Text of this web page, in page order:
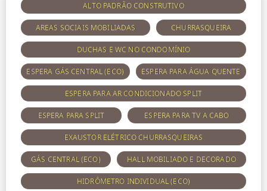
ALTO PADRÃO CONSTRUTIVO
AREAS SOCIAIS MOBILIADAS CHURRASQUEIRA
DUCHAS E WC NO CONDOMÍNIO
ESPERA GÁS CENTRAL (ECO) ESPERA PARA ÁGUA QUENTE
ESPERA PARA AR CONDICIONADO SPLIT
ESPERA PARA SPLIT ESPERA PARA TV A CABO
EXAUSTOR ELÉTRICO CHURRASQUEIRAS
GÁS CENTRAL (ECO) HALL MOBILIADO E DECORADO
HIDRÔMETRO INDIVIDUAL (ECO)